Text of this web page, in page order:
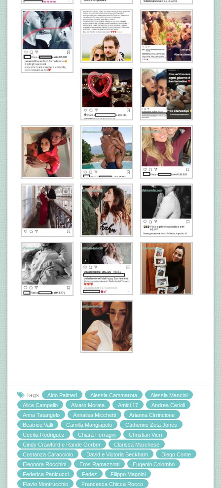
Tags: Aldo Palmeri Alessia Cammarota
Alessia Mancini
Alice Campello
Alvaro Morata Amici 17
Andrea Cerioli
Anna Tatangelo
Annalisa Micchetti
Arianna Cirrincione
Beatrice Valli
Camilla Mangiapelo
Catherine Zeta Jones
Cecilia Rodriguez
Chiara Ferragni
Christian Vieri
Cindy Crawford e Rande Gerber
Clarissa Marchese
Costanza Caracciolo
David e Victoria Beckham
Diego Conte
Eleonora Rocchini
Eros Ramazzotti
Eugenio Colombo
Federica Panicucci
Fedez
Filippo Magnini
Flavio Montrucchio
Francesca Chicca Rocco